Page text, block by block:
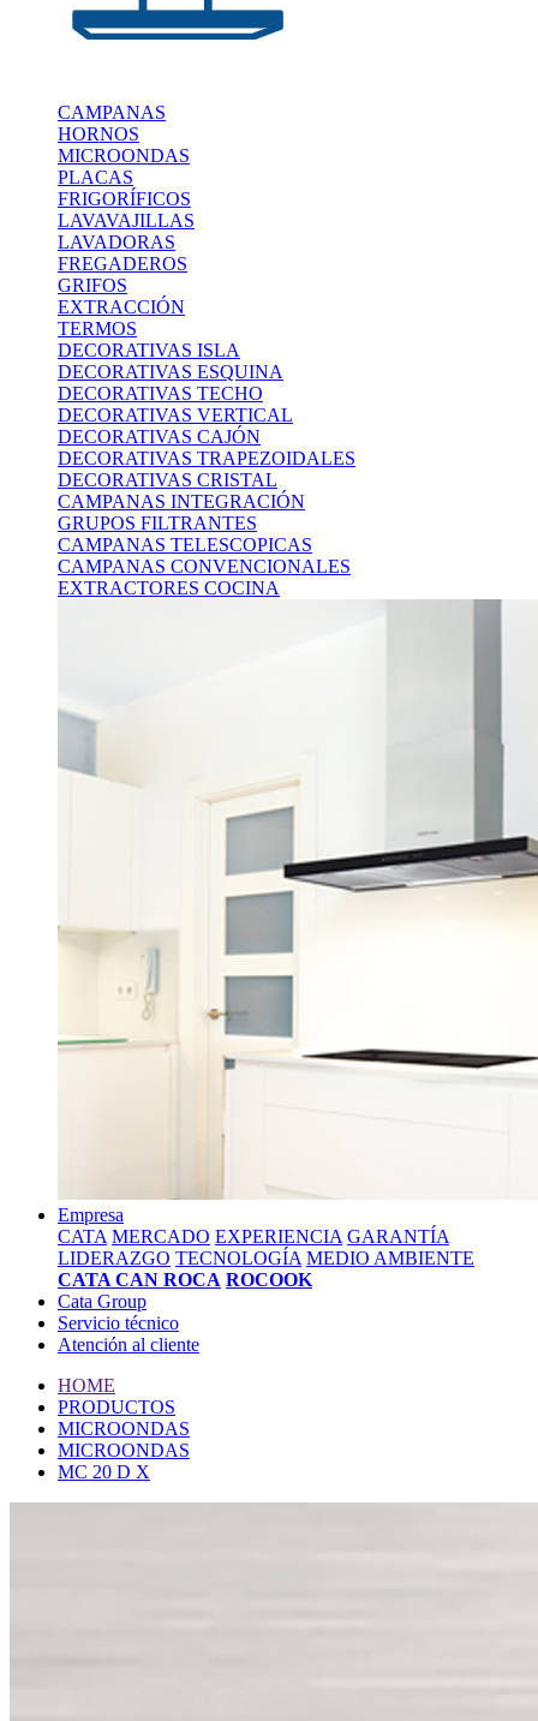
CAMPANAS
HORNOS
MICROONDAS
PLACAS
FRIGORÍFICOS
LAVAVAJILLAS
LAVADORAS
FREGADEROS
GRIFOS
EXTRACCIÓN
TERMOS
DECORATIVAS ISLA
DECORATIVAS ESQUINA
DECORATIVAS TECHO
DECORATIVAS VERTICAL
DECORATIVAS CAJÓN
DECORATIVAS TRAPEZOIDALES
DECORATIVAS CRISTAL
CAMPANAS INTEGRACIÓN
GRUPOS FILTRANTES
CAMPANAS TELESCOPICAS
CAMPANAS CONVENCIONALES
EXTRACTORES COCINA
Empresa
CATA MERCADO EXPERIENCIA GARANTÍA
LIDERAZGO TECNOLOGÍA MEDIO AMBIENTE
CATA CAN ROCA ROCOOK
Cata Group
Servicio técnico
Atención al cliente
HOME
PRODUCTOS
MICROONDAS
MICROONDAS
MC 20 D X